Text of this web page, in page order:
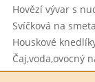
Hovězí vývar s
Svíčková na
Houskové
Čaj,voda,ovocný